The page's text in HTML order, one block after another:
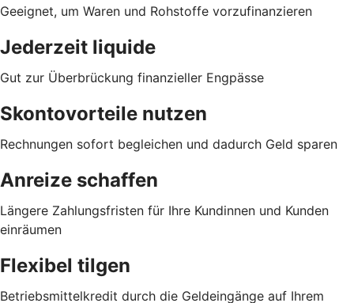
Geeignet, um Waren und Rohstoffe vorzufinanzieren
Jederzeit liquide
Gut zur Überbrückung finanzieller Engpässe
Skontovorteile nutzen
Rechnungen sofort begleichen und dadurch Geld sparen
Anreize schaffen
Längere Zahlungsfristen für Ihre Kundinnen und Kunden
einräumen
Flexibel tilgen
Betriebsmittelkredit durch die Geldeingänge auf Ihrem